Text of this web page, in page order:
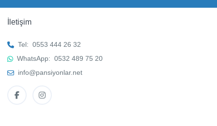
İletişim
Tel: 0553 444 26 32
WhatsApp: 0532 489 75 20
info@pansiyonlar.net